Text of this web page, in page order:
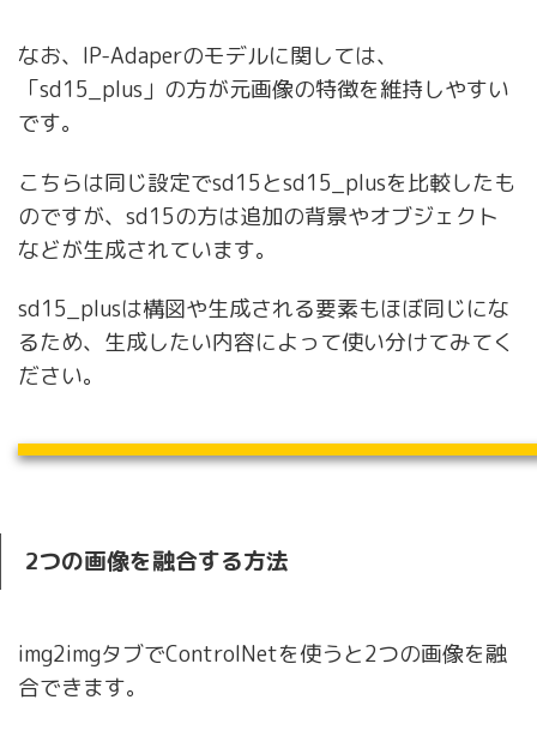
なお、IP-Adaperのモデルに関しては、
「sd15_plus」の方が元画像の特徴を維持しやすい
です。
こちらは同じ設定でsd15とsd15_plusを比較したも
のですが、sd15の方は追加の背景やオブジェクト
などが生成されています。
sd15_plusは構図や生成される要素もほぼ同じにな
るため、生成したい内容によって使い分けてみてく
ださい。
2つの画像を融合する方法
img2imgタブでControlNetを使うと2つの画像を融
合できます。